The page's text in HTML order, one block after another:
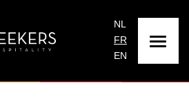
NL
FR
EN